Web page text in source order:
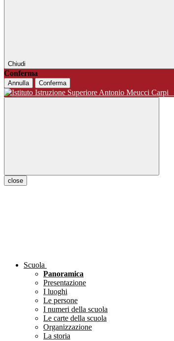
Chiudi
Conferma
Annulla Conferma
close
Scuola
Panoramica
Presentazione
I luoghi
Le persone
I numeri della scuola
Le carte della scuola
Organizzazione
La storia